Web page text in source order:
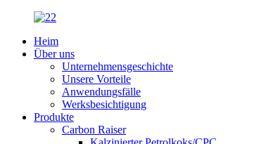
Heim
Über uns
Unternehmensgeschichte
Unsere Vorteile
Anwendungsfälle
Werksbesichtigung
Produkte
Carbon Raiser